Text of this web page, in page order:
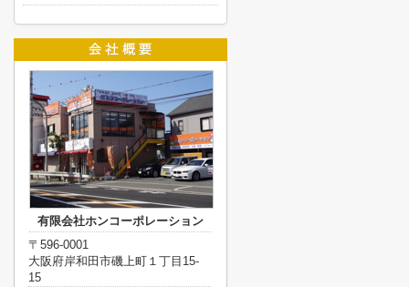
有限会社ホンコーポレーション
〒596-0001
大阪府岸和田市磯上町１丁目15-
15